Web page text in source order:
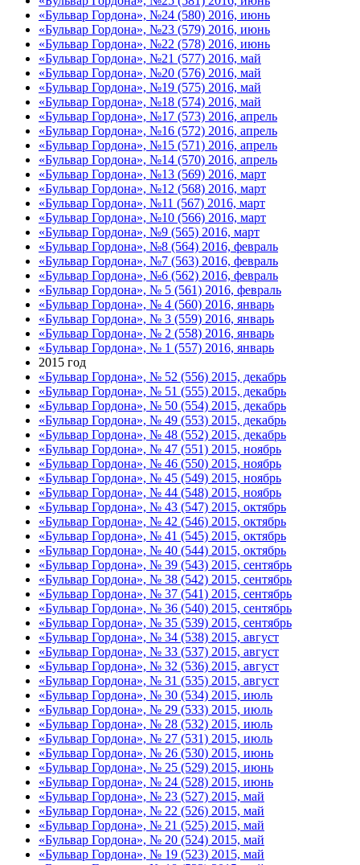
«Бульвар Гордона», №24 (580) 2016, июнь
«Бульвар Гордона», №23 (579) 2016, июнь
«Бульвар Гордона», №22 (578) 2016, июнь
«Бульвар Гордона», №21 (577) 2016, май
«Бульвар Гордона», №20 (576) 2016, май
«Бульвар Гордона», №19 (575) 2016, май
«Бульвар Гордона», №18 (574) 2016, май
«Бульвар Гордона», №17 (573) 2016, апрель
«Бульвар Гордона», №16 (572) 2016, апрель
«Бульвар Гордона», №15 (571) 2016, апрель
«Бульвар Гордона», №14 (570) 2016, апрель
«Бульвар Гордона», №13 (569) 2016, март
«Бульвар Гордона», №12 (568) 2016, март
«Бульвар Гордона», №11 (567) 2016, март
«Бульвар Гордона», №10 (566) 2016, март
«Бульвар Гордона», №9 (565) 2016, март
«Бульвар Гордона», №8 (564) 2016, февраль
«Бульвар Гордона», №7 (563) 2016, февраль
«Бульвар Гордона», №6 (562) 2016, февраль
«Бульвар Гордона», № 5 (561) 2016, февраль
«Бульвар Гордона», № 4 (560) 2016, январь
«Бульвар Гордона», № 3 (559) 2016, январь
«Бульвар Гордона», № 2 (558) 2016, январь
«Бульвар Гордона», № 1 (557) 2016, январь
2015 год
«Бульвар Гордона», № 52 (556) 2015, декабрь
«Бульвар Гордона», № 51 (555) 2015, декабрь
«Бульвар Гордона», № 50 (554) 2015, декабрь
«Бульвар Гордона», № 49 (553) 2015, декабрь
«Бульвар Гордона», № 48 (552) 2015, декабрь
«Бульвар Гордона», № 47 (551) 2015, ноябрь
«Бульвар Гордона», № 46 (550) 2015, ноябрь
«Бульвар Гордона», № 45 (549) 2015, ноябрь
«Бульвар Гордона», № 44 (548) 2015, ноябрь
«Бульвар Гордона», № 43 (547) 2015, октябрь
«Бульвар Гордона», № 42 (546) 2015, октябрь
«Бульвар Гордона», № 41 (545) 2015, октябрь
«Бульвар Гордона», № 40 (544) 2015, октябрь
«Бульвар Гордона», № 39 (543) 2015, сентябрь
«Бульвар Гордона», № 38 (542) 2015, сентябрь
«Бульвар Гордона», № 37 (541) 2015, сентябрь
«Бульвар Гордона», № 36 (540) 2015, сентябрь
«Бульвар Гордона», № 35 (539) 2015, сентябрь
«Бульвар Гордона», № 34 (538) 2015, август
«Бульвар Гордона», № 33 (537) 2015, август
«Бульвар Гордона», № 32 (536) 2015, август
«Бульвар Гордона», № 31 (535) 2015, август
«Бульвар Гордона», № 30 (534) 2015, июль
«Бульвар Гордона», № 29 (533) 2015, июль
«Бульвар Гордона», № 28 (532) 2015, июль
«Бульвар Гордона», № 27 (531) 2015, июль
«Бульвар Гордона», № 26 (530) 2015, июнь
«Бульвар Гордона», № 25 (529) 2015, июнь
«Бульвар Гордона», № 24 (528) 2015, июнь
«Бульвар Гордона», № 23 (527) 2015, май
«Бульвар Гордона», № 22 (526) 2015, май
«Бульвар Гордона», № 21 (525) 2015, май
«Бульвар Гордона», № 20 (524) 2015, май
«Бульвар Гордона», № 19 (523) 2015, май